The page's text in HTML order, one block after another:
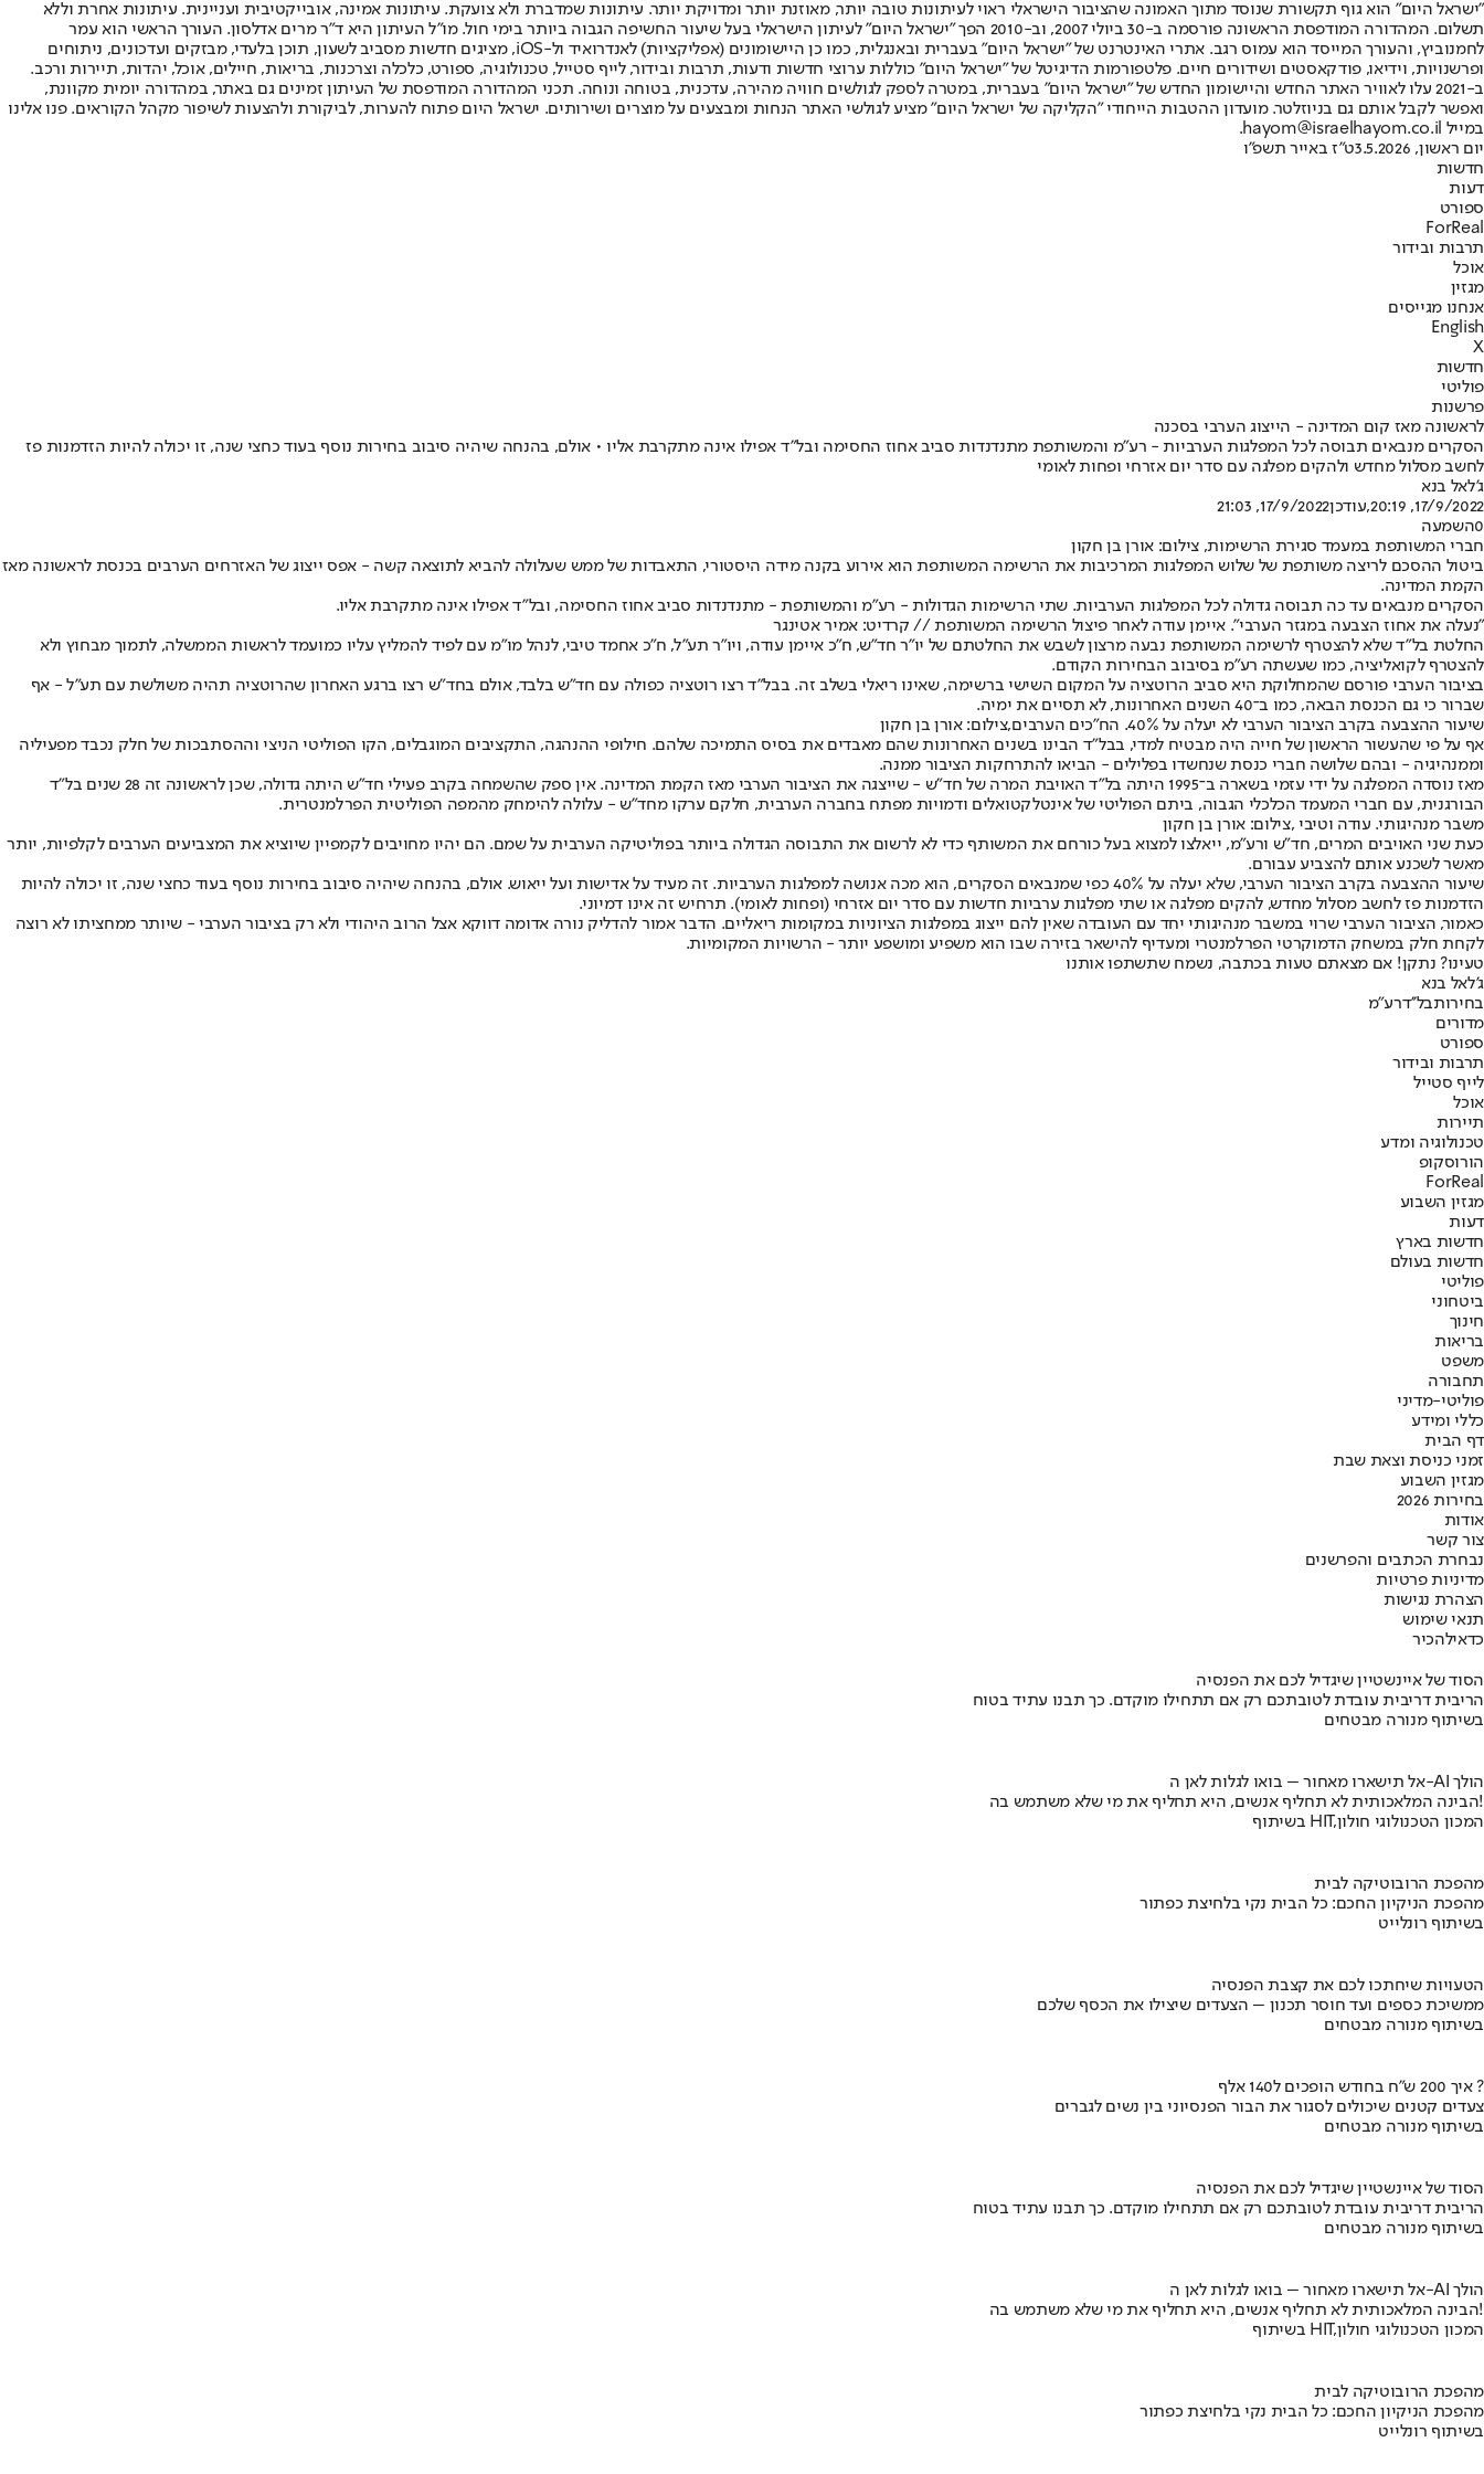
"ישראל היום" הוא גוף תקשורת שנוסד מתוך האמונה שהציבור הישראלי ראוי לעיתונות טובה יותר, מאוזנת יותר ומדויקת יותר. עיתונות שמדברת ולא צועקת. עיתונות אמינה, אובייקטיבית ועניינית. עיתונות אחרת וללא
תשלום. המהדורה המודפסת הראשונה פורסמה ב-30 ביולי 2007, וב-2010 הפך "ישראל היום" לעיתון הישראלי בעל שיעור החשיפה הגבוה ביותר בימי חול. מו"ל העיתון היא ד"ר מרים אדלסון. העורך הראשי הוא עמר
לחמנוביץ, והעורך המייסד הוא עמוס רגב. אתרי האינטרנט של "ישראל היום" בעברית ובאנגלית, כמו כן היישומונים (אפליקציות) לאנדרואיד ול-iOS, מציגים חדשות מסביב לשעון, תוכן בלעדי, מבזקים ועדכונים, ניתוחים
ופרשנויות, וידיאו, פודקאסטים ושידורים חיים. פלטפורמות הדיגיטל של "ישראל היום" כוללות ערוצי חדשות ודעות, תרבות ובידור, לייף סטייל, טכנולוגיה, ספורט, כלכלה וצרכנות, בריאות, חיילים, אוכל, יהדות, תיירות ורכב.
ב-2021 עלו לאוויר האתר החדש והיישומון החדש של "ישראל היום" בעברית, במטרה לספק לגולשים חוויה מהירה, עדכנית, בטוחה ונוחה. תכני המהדורה המודפסת של העיתון זמינים גם באתר, במהדורה יומית מקוונת,
ואפשר לקבל אותם גם בניוזלטר. מועדון ההטבות הייחודי "הקליקה של ישראל היום" מציע לגולשי האתר הנחות ומבצעים על מוצרים ושירותים. ישראל היום פתוח להערות, לביקורת ולהצעות לשיפור מקהל הקוראים. פנו אלינו
במייל hayom@israelhayom.co.il.
יום ראשון, 3.5.2026
ט"ז באייר תשפ"ו
חדשות
דעות
ספורט
ForReal
תרבות ובידור
אוכל
מגזין
אנחנו מגייסים
English
X
חדשות
פוליטי
פרשנות
לראשונה מאז קום המדינה - הייצוג הערבי בסכנה
הסקרים מנבאים תבוסה לכל המפלגות הערביות - רע"מ והמשותפת מתנדנדות סביב אחוז החסימה ובל"ד אפילו אינה מתקרבת אליו • אולם, בהנחה שיהיה סיבוב בחירות נוסף בעוד כחצי שנה, זו יכולה להיות הזדמנות פז
לחשב מסלול מחדש ולהקים מפלגה עם סדר יום אזרחי ופחות לאומי
ג'לאל בנא
17/9/2022, 20:19
,עודכן17/9/2022, 21:03
0השמעה
חברי המשותפת במעמד סגירת הרשימות, צילום: אורן בן חקון
ביטול ההסכם לריצה משותפת של שלוש המפלגות המרכיבות את הרשימה המשותפת הוא אירוע בקנה מידה היסטורי, התאבדות של ממש שעלולה להביא לתוצאה קשה - אפס ייצוג של האזרחים הערבים בכנסת לראשונה מאז
הקמת המדינה.
הסקרים מנבאים עד כה תבוסה גדולה לכל המפלגות הערביות. שתי הרשימות הגדולות - רע"מ והמשותפת - מתנדנדות סביב אחוז החסימה, ובל"ד אפילו אינה מתקרבת אליו.
"נעלה את אחוז הצבעה במגזר הערבי". איימן עודה לאחר פיצול הרשימה המשותפת // קרדיט: אמיר אטינגר
החלטת בל"ד שלא להצטרף לרשימה המשותפת נבעה מרצון לשבש את החלטתם של יו"ר חד"ש, ח"כ איימן עודה, ויו"ר תע"ל, ח"כ אחמד טיבי, לנהל מו"מ עם לפיד להמליץ עליו כמועמד לראשות הממשלה, לתמוך מבחוץ ולא
להצטרף לקואליציה, כמו שעשתה רע"מ בסיבוב הבחירות הקודם.
בציבור הערבי פורסם שהמחלוקת היא סביב הרוטציה על המקום השישי ברשימה, שאינו ריאלי בשלב זה. בבל"ד רצו רוטציה כפולה עם חד"ש בלבד, אולם בחד"ש רצו ברגע האחרון שהרוטציה תהיה משולשת עם תע"ל - אף
שברור כי גם הכנסת הבאה, כמו ב־40 השנים האחרונות, לא תסיים את ימיה.
שיעור ההצבעה בקרב הציבור הערבי לא יעלה על 40%. הח"כים הערבים,צילום: אורן בן חקון
אף על פי שהעשור הראשון של חייה היה מבטיח למדי, בבל"ד הבינו בשנים האחרונות שהם מאבדים את בסיס התמיכה שלהם. חילופי ההנהגה, התקציבים המוגבלים, הקו הפוליטי הניצי וההסתבכות של חלק נכבד מפעיליה
וממנהיגיה - ובהם שלושה חברי כנסת שנחשדו בפלילים - הביאו להתרחקות הציבור ממנה.
מאז נוסדה המפלגה על ידי עזמי בשארה ב־1995 היתה בל"ד האויבת המרה של חד"ש - שייצגה את הציבור הערבי מאז הקמת המדינה. אין ספק שהשמחה בקרב פעילי חד"ש היתה גדולה, שכן לראשונה זה 28 שנים בל"ד
הבורגנית, עם חברי המעמד הכלכלי הגבוה, ביתם הפוליטי של אינטלקטואלים ודמויות מפתח בחברה הערבית, חלקם ערקו מחד"ש - עלולה להימחק מהמפה הפוליטית הפרלמנטרית.
משבר מנהיגותי. עודה וטיבי ,צילום: אורן בן חקון
כעת שני האויבים המרים, חד"ש ורע"מ, ייאלצו למצוא בעל כורחם את המשותף כדי לא לרשום את התבוסה הגדולה ביותר בפוליטיקה הערבית על שמם. הם יהיו מחויבים לקמפיין שיוציא את המצביעים הערבים לקלפיות, יותר
מאשר לשכנע אותם להצביע עבורם.
שיעור ההצבעה בקרב הציבור הערבי, שלא יעלה על 40% כפי שמנבאים הסקרים, הוא מכה אנושה למפלגות הערביות. זה מעיד על אדישות ועל ייאוש. אולם, בהנחה שיהיה סיבוב בחירות נוסף בעוד כחצי שנה, זו יכולה להיות
הזדמנות פז לחשב מסלול מחדש, להקים מפלגה או שתי מפלגות ערביות חדשות עם סדר יום אזרחי (ופחות לאומי). תרחיש זה אינו דמיוני.
כאמור, הציבור הערבי שרוי במשבר מנהיגותי יחד עם העובדה שאין להם ייצוג במפלגות הציוניות במקומות ריאליים. הדבר אמור להדליק נורה אדומה דווקא אצל הרוב היהודי ולא רק בציבור הערבי - שיותר ממחציתו לא רוצה
לקחת חלק במשחק הדמוקרטי הפרלמנטרי ומעדיף להישאר בזירה שבו הוא משפיע ומושפע יותר - הרשויות המקומיות.
טעינו? נתקן! אם מצאתם טעות בכתבה, נשמח שתשתפו אותנו
ג'לאל בנא
בחירותבל''דרע"מ
מדורים
ספורט
תרבות ובידור
לייף סטייל
אוכל
תיירות
טכנולוגיה ומדע
הורוסקופ
ForReal
מגזין השבוע
דעות
חדשות בארץ
חדשות בעולם
פוליטי
ביטחוני
חינוך
בריאות
משפט
תחבורה
פוליטי-מדיני
כללי ומידע
דף הבית
זמני כניסת וצאת שבת
מגזין השבוע
בחירות 2026
אודות
צור קשר
נבחרת הכתבים והפרשנים
מדיניות פרטיות
הצהרת נגישות
תנאי שימוש
כדאילהכיר
הסוד של איינשטיין שיגדיל לכם את הפנסיה
הריבית דריבית עובדת לטובתכם רק אם תתחילו מוקדם. כך תבנו עתיד בטוח
בשיתוף מנורה מבטחים
אל תישארו מאחור – בואו לגלות לאן ה-AI הולך
הבינה המלאכותית לא תחליף אנשים, היא תחליף את מי שלא משתמש בה!
בשיתוף HIT,המכון הטכנולוגי חולון
מהפכת הרובוטיקה לבית
מהפכת הניקיון החכם: כל הבית נקי בלחיצת כפתור
בשיתוף רונלייט
הטעויות שיחתכו לכם את קצבת הפנסיה
ממשיכת כספים ועד חוסר תכנון – הצעדים שיצילו את הכסף שלכם
בשיתוף מנורה מבטחים
איך 200 ש"ח בחודש הופכים ל140 אלף ?
צעדים קטנים שיכולים לסגור את הבור הפנסיוני בין נשים לגברים
בשיתוף מנורה מבטחים
הסוד של איינשטיין שיגדיל לכם את הפנסיה
הריבית דריבית עובדת לטובתכם רק אם תתחילו מוקדם. כך תבנו עתיד בטוח
בשיתוף מנורה מבטחים
אל תישארו מאחור – בואו לגלות לאן ה-AI הולך
הבינה המלאכותית לא תחליף אנשים, היא תחליף את מי שלא משתמש בה!
בשיתוף HIT,המכון הטכנולוגי חולון
מהפכת הרובוטיקה לבית
מהפכת הניקיון החכם: כל הבית נקי בלחיצת כפתור
בשיתוף רונלייט